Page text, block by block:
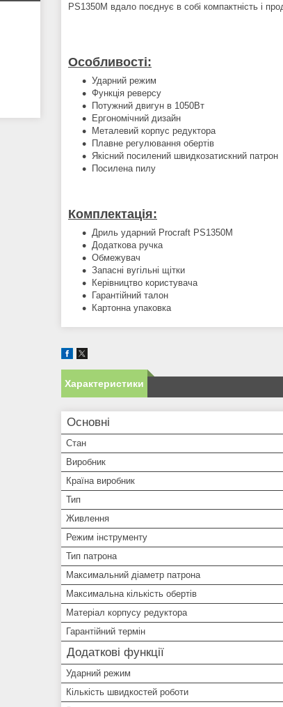
РЅ1350М вдало поєднує в собі компактність і
Особливості:
Ударний режим
Функція реверсу
Потужний двигун в 1050Вт
Ергономічний дизайн
Металевий корпус редуктора
Плавне регулювання обертів
Якісний посилений швидкозатискний патрон
Посилена пилу
Комплектація:
Дриль ударний Procraft РЅ1350М
Додаткова ручка
Обмежувач
Запасні вугільні щітки
Керівництво користувача
Гарантійний талон
Картонна упаковка
Характеристики
Основні
Стан
Виробник
Країна виробник
Тип
Живлення
Режим інструменту
Тип патрона
Максимальний діаметр патрона
Максимальна кількість обертів
Матеріал корпусу редуктора
Гарантійний термін
Додаткові функції
Ударний режим
Кількість швидкостей роботи